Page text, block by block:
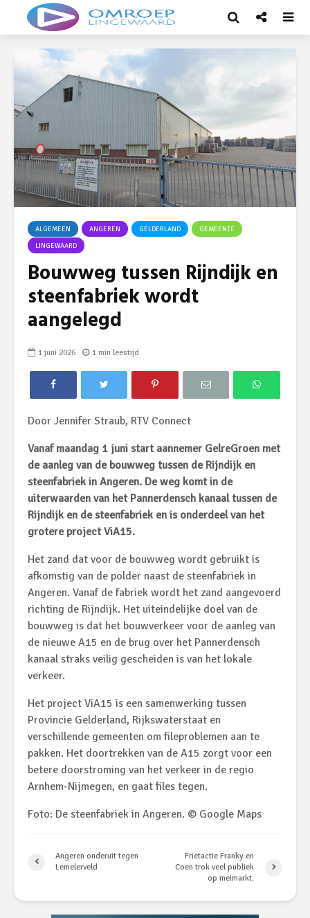
ALGEMEEN ANGEREN GELDERLAND
GEMEENTE
LINGEWAARD
Bouwweg tussen Rijndijk en
steenfabriek wordt
aangelegd
1 juni 2026 1 min leestijd
Door Jennifer Straub, RTV Connect
Vanaf maandag 1 juni start aannemer GelreGroen met
de aanleg van de bouwweg tussen de Rijndijk en
steenfabriek in Angeren. De weg komt in de
uiterwaarden van het Pannerdensch kanaal tussen de
Rijndijk en de steenfabriek en is onderdeel van het
grotere project ViA15.
Het zand dat voor de bouwweg wordt gebruikt is
afkomstig van de polder naast de steenfabriek in
Angeren. Vanaf de fabriek wordt het zand aangevoerd
richting de Rijndijk. Het uiteindelijke doel van de
bouwweg is dat het bouwverkeer voor de aanleg van
de nieuwe A15 en de brug over het Pannerdensch
kanaal straks veilig gescheiden is van het lokale
verkeer.
Het project ViA15 is een samenwerking tussen
Provincie Gelderland, Rijkswaterstaat en
verschillende gemeenten om fileproblemen aan te
pakken. Het doortrekken van de A15 zorgt voor een
betere doorstroming van het verkeer in de regio
Arnhem-Nijmegen, en gaat files tegen.
Foto: De steenfabriek in Angeren. © Google Maps
Angeren onderuit tegen
Lemelerveld
Frietactie Franky en
Coen trok veel publiek
op meimarkt.